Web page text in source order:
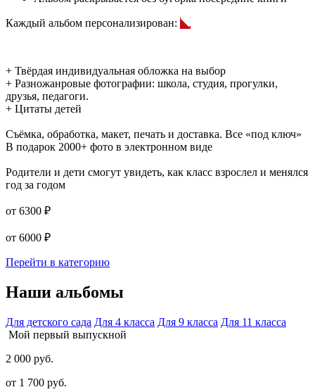
Каждый альбом персонализирован:
+ Твёрдая индивидуальная обложка на выбор
+ Разножанровые фотографии: школа, студия, прогулки,
друзья, педагоги.
+ Цитаты детей
Съёмка, обработка, макет, печать и доставка. Все «под ключ»
В подарок 2000+ фото в электронном виде
Родители и дети смогут увидеть, как класс взрослел и менялся
год за годом
от 6300 ₽
от 6000 ₽
Перейти в категорию
Наши альбомы
Для детского сада Для 4 класса Для 9 класса Для 11 класса
Мой первый выпускной
2 000 руб.
от 1 700 руб.